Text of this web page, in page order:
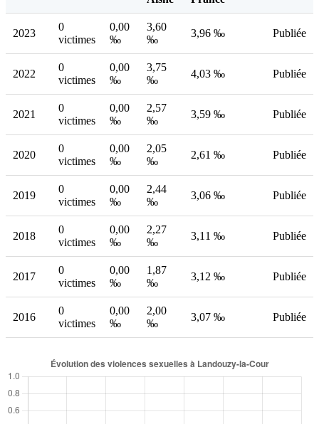
2023
0
victimes
0,00
‰
3,60
‰
3,96 ‰ Publiée
2022
0
victimes
0,00
‰
3,75
‰
4,03 ‰ Publiée
2021
0
victimes
0,00
‰
2,57
‰
3,59 ‰ Publiée
2020
0
victimes
0,00
‰
2,05
‰
2,61 ‰ Publiée
2019
0
victimes
0,00
‰
2,44
‰
3,06 ‰ Publiée
2018
0
victimes
0,00
‰
2,27
‰
3,11 ‰ Publiée
2017
0
victimes
0,00
‰
1,87
‰
3,12 ‰ Publiée
2016
0
victimes
0,00
‰
2,00
‰
3,07 ‰ Publiée